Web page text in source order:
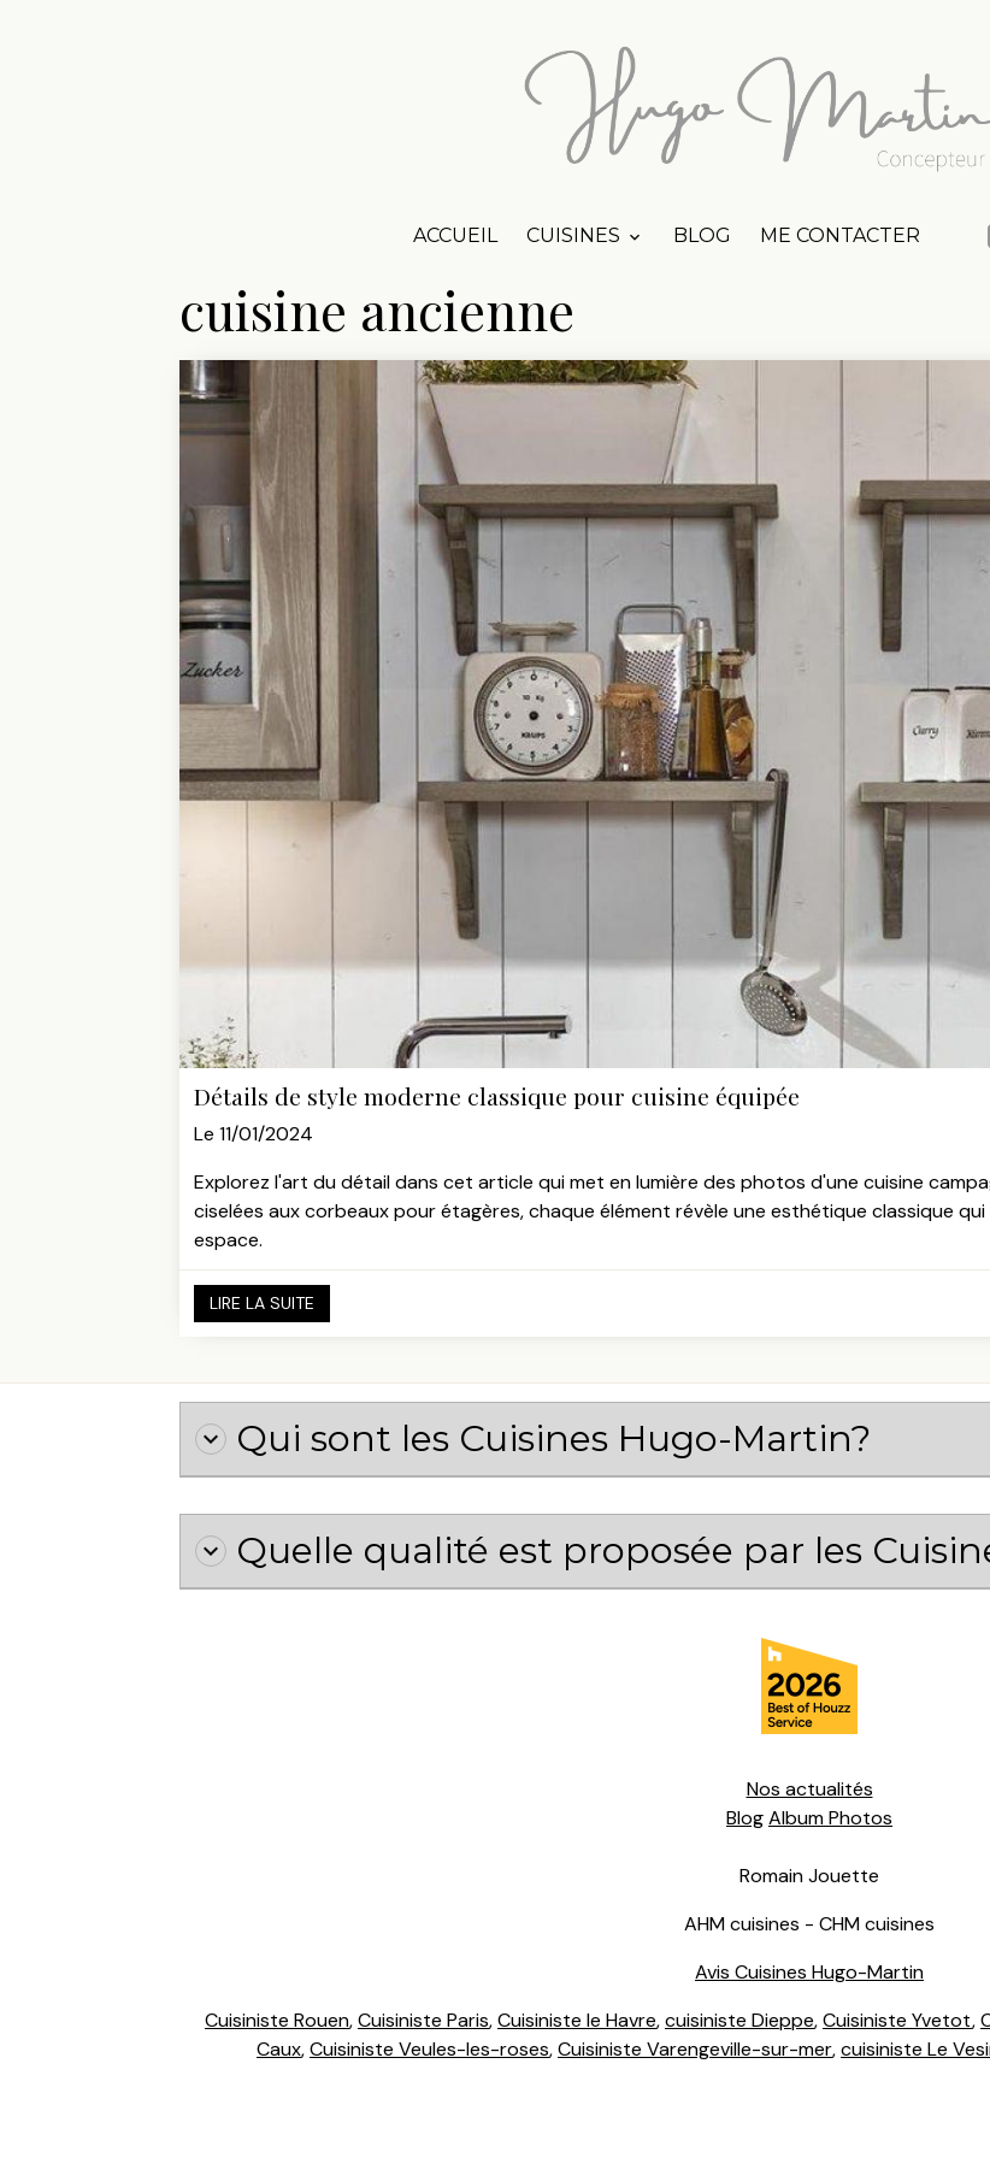
ACCUEIL CUISINES BLOG ME CONTACTER
cuisine ancienne
Détails de style moderne classique pour cuisine équipée
Le 11/01/2024
Explorez l'art du détail dans cet article qui met en lumière des photos d'une cuisine
ciselées aux corbeaux pour étagères, chaque élément révèle une esthétique classique
espace.
LIRE LA SUITE
Qui sont les Cuisines Hugo-Martin?
Quelle qualité est proposée par les
Nos actualités
BlogAlbum Photos
Romain Jouette
AHM cuisines - CHM cuisines
Avis Cuisines Hugo-Martin
Cuisiniste Rouen,Cuisiniste Paris,Cuisiniste le Havre,cuisiniste Dieppe,Cuisiniste Yvetot,
Caux,Cuisiniste Veules-les-roses,Cuisiniste Varengeville-sur-mer,cuisiniste Le